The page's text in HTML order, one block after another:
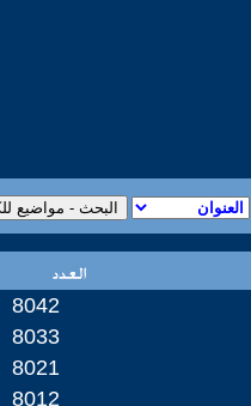
8042
8033
8021
8012